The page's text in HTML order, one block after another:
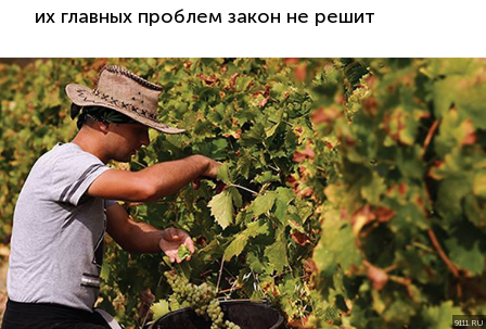
их главных проблем закон не решит
9111.RU